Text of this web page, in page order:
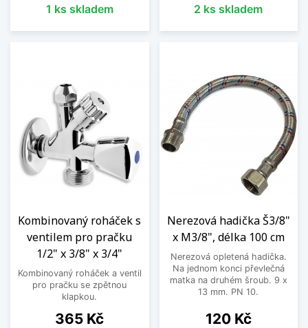
1 ks skladem 2 ks skladem
Kombinovaný roháček s
ventilem pro pračku
1/2" x 3/8" x 3/4"
Kombinovaný roháček a ventil
pro pračku se zpětnou
klapkou.
Cena
365 Kč
Nerezová hadička Š3/8"
x M3/8", délka 100 cm
Nerezová opletená hadička.
Na jednom konci převlečná
matka na druhém šroub. 9 x
13 mm. PN 10.
Cena
120 Kč